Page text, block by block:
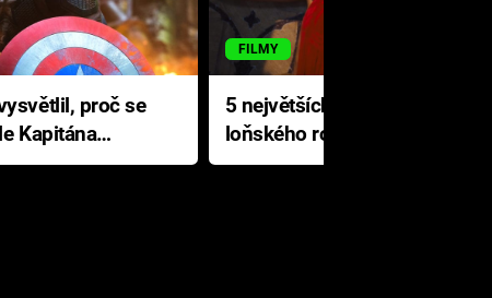
proč se
Kapitána
FILMY
5 největších propadáků
loňského roku: Disney na
jediné katastrofě prodělal 200